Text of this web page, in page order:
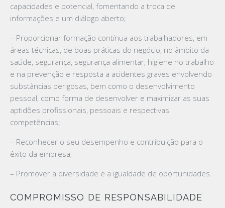
capacidades e potencial, fomentando a troca de
informações e um diálogo aberto;
– Proporcionar formação contínua aos trabalhadores, em
áreas técnicas, de boas práticas do negócio, no âmbito da
saúde, segurança, segurança alimentar, higiene no trabalho
e na prevenção e resposta a acidentes graves envolvendo
substâncias perigosas, bem como o desenvolvimento
pessoal, como forma de desenvolver e maximizar as suas
aptidões profissionais, pessoais e respectivas
competências;
– Reconhecer o seu desempenho e contribuição para o
êxito da empresa;
– Promover a diversidade e a igualdade de oportunidades.
COMPROMISSO DE RESPONSABILIDADE